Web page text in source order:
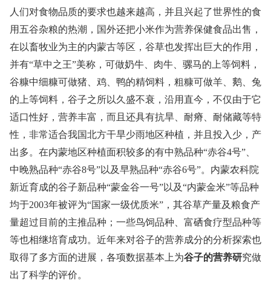
人们对食物品质的要求也越来越高，并且兴起了世界性的食
用五谷杂粮的热潮，国外还把小米作为营养保健食品出售，
在以畜牧业为主的内蒙古等区，谷草也发挥出巨大的作用，
并有“草中之王”美称，可做奶牛、肉牛、骡马的上等饲料，
谷糠中细糠可做猪、鸡、鸭的精饲料，粗糠可做羊、鹅、兔
的上等饲料，谷子之所以久盛不衰，沿用直今，不仅由于它
适口性好，营养丰富，而且还具有抗旱、耐瘠、耐储藏等特
性，非常适合我国北方干旱少雨地区种植，并且投入少，产
出多。在内蒙地区种植面积较多的有中熟品种“赤谷4号”、
中晚熟品种“赤谷8号”以及早熟品种“赤谷6号”。内蒙农科院
新近育成的谷子新品种“蒙金谷一号”以及“内蒙金米”等品种
均于2003年被评为“国家一级优质米”，其谷草产量及粮食产
量超过目前的主推品种；一些鸟饲品种、富硒食疗型品种等
等也相继培育成功。近年来对谷子的营养成分的分析探索也
取得了多方面的进展，各项数据基本上为谷子的营养研究做
出了科学的评价。